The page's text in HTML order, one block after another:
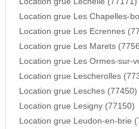
Location grue Les Chapelles-
Location grue Les Ecrennes
Location grue Les Marets
Location grue Les Ormes-sur-
Location grue Lescherolles
Location grue Lesches (77450)
Location grue Lesigny (77150)
Location grue Leudon-en-brie